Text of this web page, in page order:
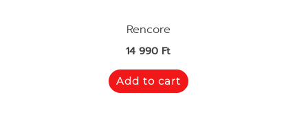
Rencore
14 990 Ft
Add to cart